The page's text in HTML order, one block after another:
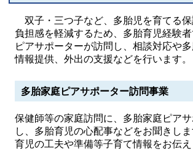
双子・三つ子など、多胎児を育てる保
負担感を軽減するため、多胎育児経験
ピアサポーターが訪問し、相談対応や
情報提供、外出の支援などを行います。
多胎家庭ピアサポーター訪問事業
保健師等の家庭訪問に、多胎家庭ピア
し、多胎育児の心配事などをお聞きし
育児の工夫や準備等子育て情報をお伝え